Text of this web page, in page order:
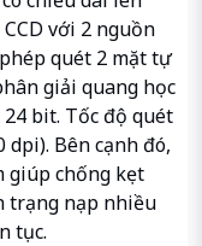
với 2 nguồn
quét 2 mặt tự
giải quang học
bit. Tốc độ quét
Bên cạnh đó,
giúp chống kẹt
trạng nạp nhiều
tục.